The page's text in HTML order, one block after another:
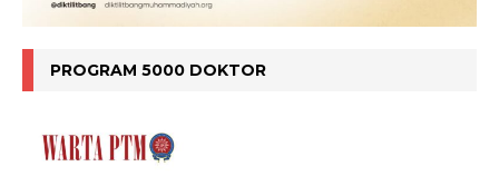
PROGRAM 5000 DOKTOR